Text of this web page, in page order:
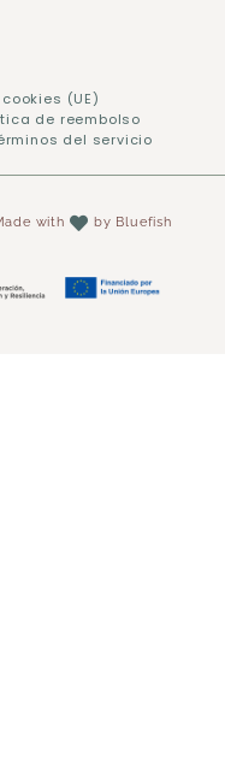
(UE)
de reembolso
del servicio
with by Bluefish